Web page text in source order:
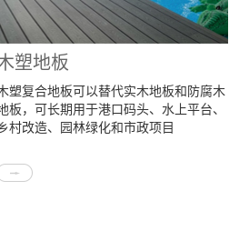
塑地板
塑复合地板可以替代实木地板和防腐木
板，可长期用于港口码头、水上平台、
村改造、园林绿化和市政项目